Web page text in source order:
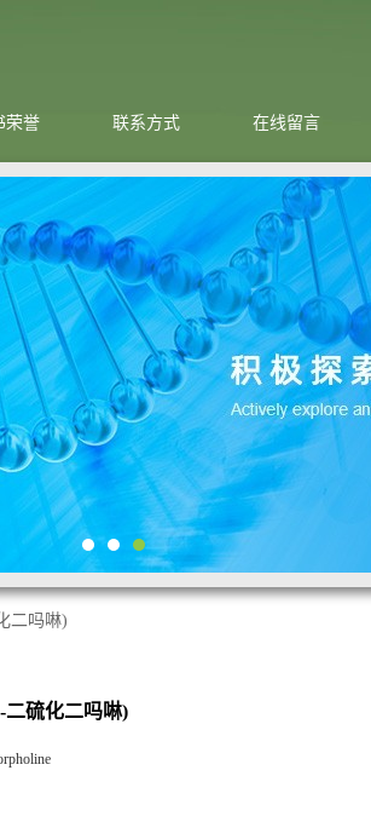
荣誉 联系方式 在线留言
二吗啉)
二硫化二吗啉)